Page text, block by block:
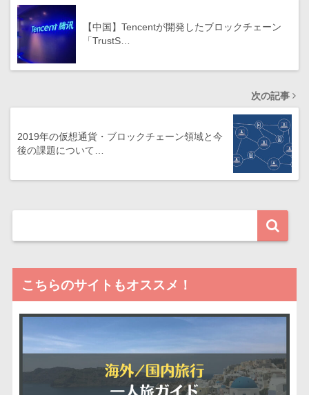
【中国】Tencentが開発したブロックチェーン
「TrustS…
次の記事
2019年の仮想通貨・ブロックチェーン領域と今
後の課題について…
こちらのサイトもオススメ！